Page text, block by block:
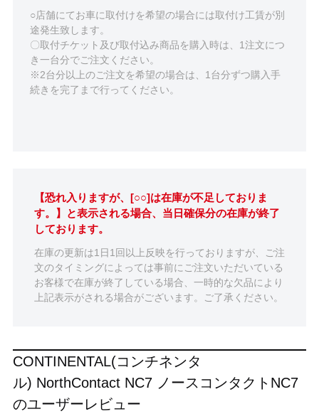
○店舗にてお車に取付けを希望の場合には取付け工賃が別
途発生致します。
〇取付チケット及び取付込み商品を購入時は、1注文につ
き一台分でご注文ください。
※2台分以上のご注文を希望の場合は、1台分ずつ購入手
続きを完了まで行ってください。
【恐れ入りますが、[○○]は在庫が不足しておりま
す。】と表示される場合、当日確保分の在庫が終了
しております。
在庫の更新は1日1回以上反映を行っておりますが、ご注
文のタイミングによっては事前にご注文いただいている
お客様で在庫が終了している場合、一時的な欠品により
上記表示がされる場合がございます。ご了承ください。
CONTINENTAL(コンチネンタ
ル) NorthContact NC7 ノースコンタクトNC7
のユーザーレビュー